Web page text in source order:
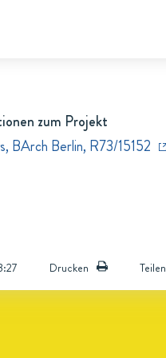
zum Projekt
BArch Berlin, R73/15152
Drucken Teilen